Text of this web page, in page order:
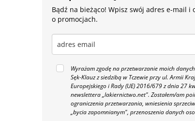
Bądź na bieżąco! Wpisz swój adres e-mail
o promocjach.
Wyrażam zgodę na przetwarzanie moich
Sęk-Klauz z siedzibą w Tczewie przy ul. Armii
Europejskiego i Rady (UE) 2016/679 z dnia 27
newslettera „lakiernictwo.net". Zostałem/am
ograniczenia przetwarzania, wniesienia
„bycia zapomnianym", przenoszenia danych